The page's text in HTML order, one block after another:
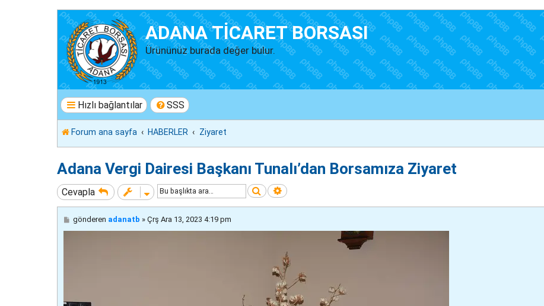
ADANA TİCARET BORSASI
Ürününüz burada değer bulur.
Hızlı bağlantılar SSS
Forum ana sayfa HABERLER Ziyaret
Adana Vergi Dairesi Başkanı Tunalı’dan Borsamıza Ziyaret
Cevapla Ara Gelişmiş arama
M
gönderen adanatb » Çrş Ara 13, 2023 4:19 pm